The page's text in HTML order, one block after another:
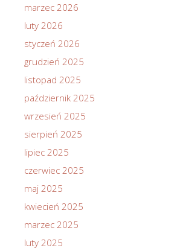
marzec 2026
luty 2026
styczeń 2026
grudzień 2025
listopad 2025
październik 2025
wrzesień 2025
sierpień 2025
lipiec 2025
czerwiec 2025
maj 2025
kwiecień 2025
marzec 2025
luty 2025